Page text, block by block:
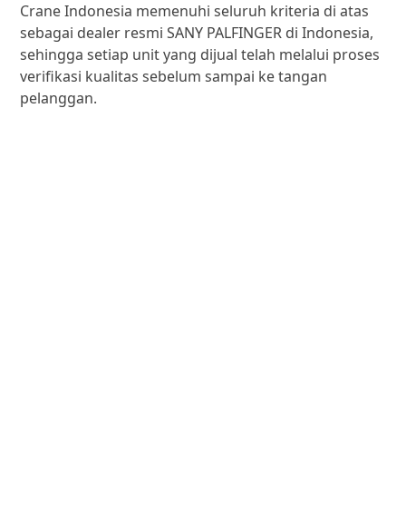
Crane Indonesia memenuhi seluruh kriteria di atas
sebagai dealer resmi SANY PALFINGER di Indonesia,
sehingga setiap unit yang dijual telah melalui proses
verifikasi kualitas sebelum sampai ke tangan
pelanggan.